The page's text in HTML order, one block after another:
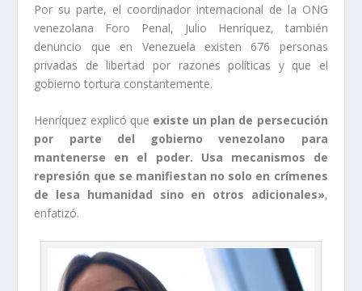
Por su parte, el coordinador internacional de la ONG
venezolana Foro Penal, Julio Henríquez, también
denuncio que en Venezuela existen 676 personas
privadas de libertad por razones políticas y que el
gobierno tortura constantemente.
Henríquez explicó que existe un plan de persecución
por parte del gobierno venezolano para
mantenerse en el poder. Usa mecanismos de
represión que se manifiestan no solo en crímenes
de lesa humanidad sino en otros adicionales»,
enfatizó.